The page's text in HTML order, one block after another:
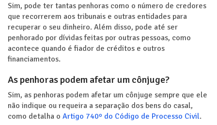
Sim, pode ter tantas penhoras como o número de credores
que recorrerem aos tribunais e outras entidades para
recuperar o seu dinheiro. Além disso, pode até ser
penhorado por dívidas feitas por outras pessoas, como
acontece quando é fiador de créditos e outros
financiamentos.
As penhoras podem afetar um cônjuge?
Sim, as penhoras podem afetar um cônjuge sempre que ele
não indique ou requeira a separação dos bens do casal,
como detalha o Artigo 740º do Código de Processo Civil.